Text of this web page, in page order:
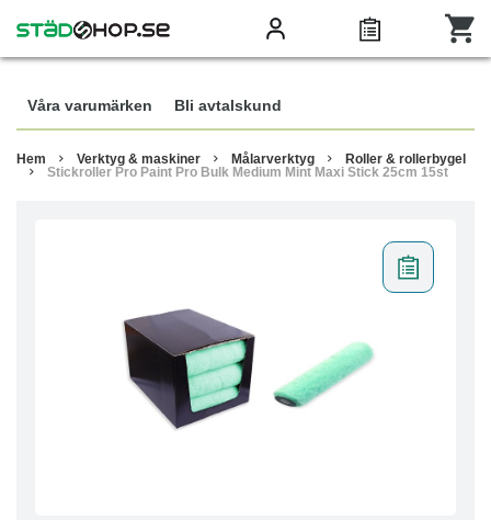
Våra varumärken Bli avtalskund
Hem Verktyg & maskiner Målarverktyg
Roller & rollerbygel
Stickroller Pro Paint Pro Bulk Medium Mint Maxi Stick 25cm 15st